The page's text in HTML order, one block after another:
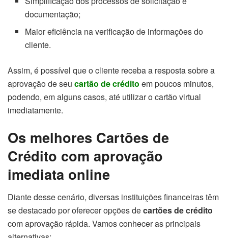
documentação;
Maior eficiência na verificação de informações do
cliente.
Assim, é possível que o cliente receba a resposta sobre a
aprovação de seu cartão de crédito em poucos minutos,
podendo, em alguns casos, até utilizar o cartão virtual
imediatamente.
Os melhores Cartões de
Crédito com aprovação
imediata online
Diante desse cenário, diversas instituições financeiras têm
se destacado por oferecer opções decartões de crédito
com aprovação rápida. Vamos conhecer as principais